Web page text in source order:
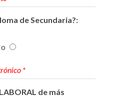
de Secundaria?:
de más